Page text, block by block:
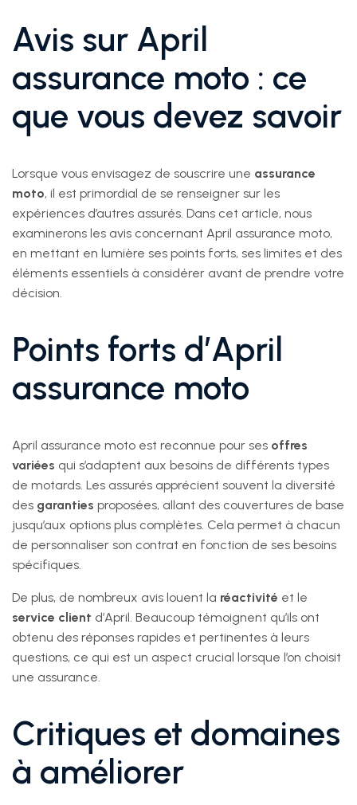
Avis sur April
assurance moto : ce
que vous devez savoir
Lorsque vous envisagez de souscrire une assurance
moto, il est primordial de se renseigner sur les
expériences d’autres assurés. Dans cet article, nous
examinerons les avis concernant April assurance moto,
en mettant en lumière ses points forts, ses limites et des
éléments essentiels à considérer avant de prendre votre
décision.
Points forts d’April
assurance moto
April assurance moto est reconnue pour ses offres
variées qui s’adaptent aux besoins de différents types
de motards. Les assurés apprécient souvent la diversité
des garanties proposées, allant des couvertures de base
jusqu’aux options plus complètes. Cela permet à chacun
de personnaliser son contrat en fonction de ses besoins
spécifiques.
De plus, de nombreux avis louent la réactivité et le
service client d’April. Beaucoup témoignent qu’ils ont
obtenu des réponses rapides et pertinentes à leurs
questions, ce qui est un aspect crucial lorsque l’on choisit
une assurance.
Critiques et domaines
à améliorer